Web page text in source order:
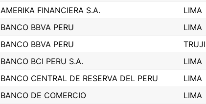
AMERIKA FINANCIERA S.A. LIMA
BANCO BBVA PERU LIMA
BANCO BBVA PERU
BANCO BCI PERU S.A. LIMA
BANCO CENTRAL DE RESERVA DEL PERU LIMA
BANCO DE COMERCIO LIMA